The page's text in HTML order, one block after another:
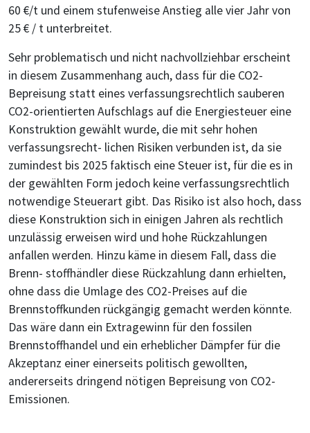
60 €/t und einem stufenweise Anstieg alle vier Jahr von
25 € / t unterbreitet.
Sehr problematisch und nicht nachvollziehbar erscheint
in diesem Zusammenhang auch, dass für die CO2-
Bepreisung statt eines verfassungsrechtlich sauberen
CO2-orientierten Aufschlags auf die Energiesteuer eine
Konstruktion gewählt wurde, die mit sehr hohen
verfassungsrecht- lichen Risiken verbunden ist, da sie
zumindest bis 2025 faktisch eine Steuer ist, für die es in
der gewählten Form jedoch keine verfassungsrechtlich
notwendige Steuerart gibt. Das Risiko ist also hoch, dass
diese Konstruktion sich in einigen Jahren als rechtlich
unzulässig erweisen wird und hohe Rückzahlungen
anfallen werden. Hinzu käme in diesem Fall, dass die
Brenn- stoffhändler diese Rückzahlung dann erhielten,
ohne dass die Umlage des CO2-Preises auf die
Brennstoffkunden rückgängig gemacht werden könnte.
Das wäre dann ein Extragewinn für den fossilen
Brennstoffhandel und ein erheblicher Dämpfer für die
Akzeptanz einer einerseits politisch gewollten,
andererseits dringend nötigen Bepreisung von CO2-
Emissionen.